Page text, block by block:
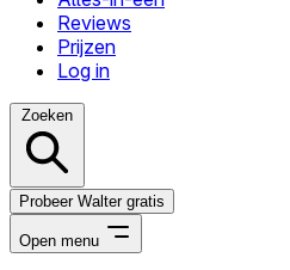
Reviews
Prijzen
Log in
Zoeken
Probeer Walter gratis
Open menu